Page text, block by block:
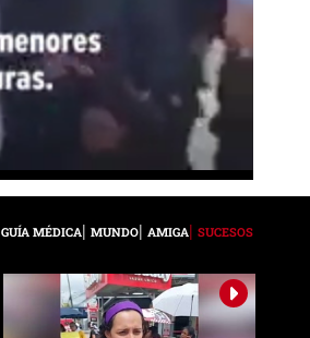
GUÍA MÉDICA MUNDO AMIGA SUCESOS